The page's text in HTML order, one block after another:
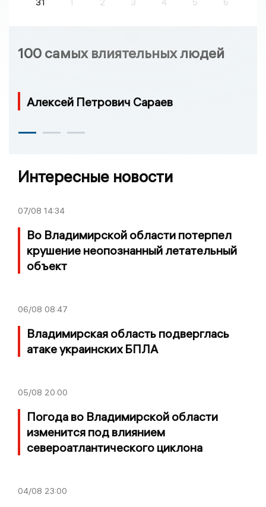
31 1 2 3 4 5 6
100 самых влиятельных людей
Алексей Петрович Сараев
Интересные новости
07/08 14:34
Во Владимирской области потерпел
крушение неопознанный летательный
объект
06/08 08:47
Владимирская область подверглась
атаке украинских БПЛА
05/08 20:00
Погода во Владимирской области
изменится под влиянием
североатлантического циклона
04/08 23:00